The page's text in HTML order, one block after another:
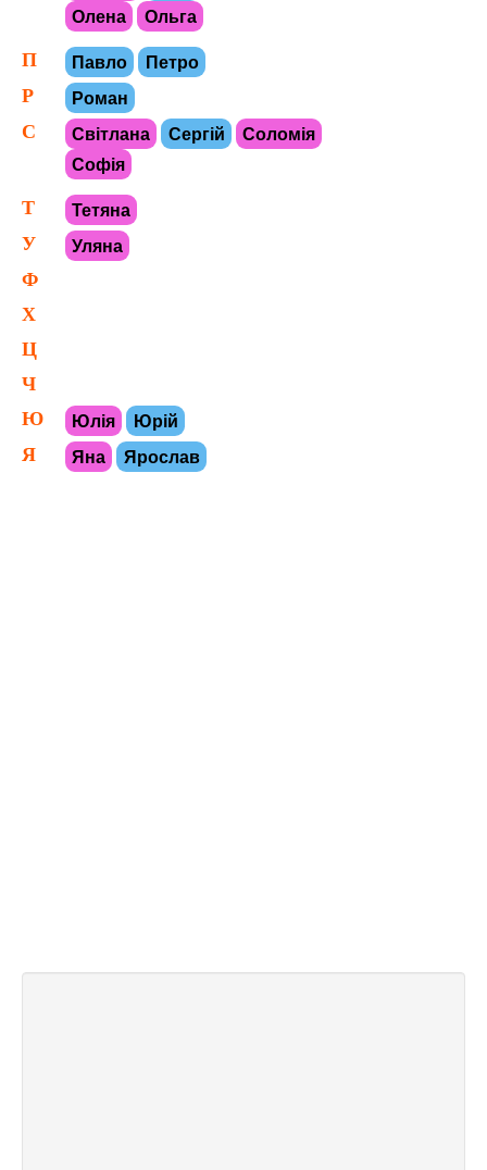
Олена
Ольга
П Павло Петро
Р Роман
С Світлана Сергій
Соломія
Софія
Т Тетяна
У Уляна
Ф
Х
Ц
Ч
Ю
Юлія Юрій
Я Яна Ярослав